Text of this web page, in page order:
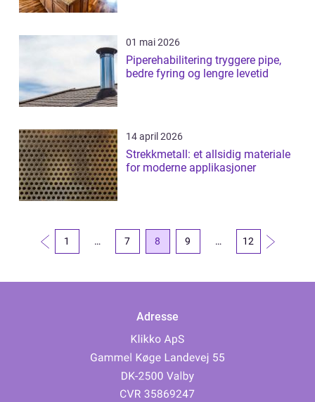
01 mai 2026
Piperehabilitering tryggere pipe,
bedre fyring og lengre levetid
14 april 2026
Strekkmetall: et allsidig materiale
for moderne applikasjoner
1 … 7 8 9 … 12
Adresse